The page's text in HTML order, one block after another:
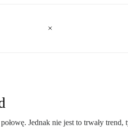
Jednak nie jest to trwały